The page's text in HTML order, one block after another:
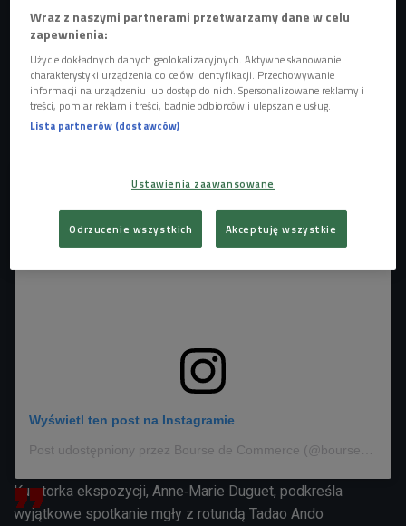
Fujiko Nakaya zanurza nas we mgle
jeszcze bardziej wyjątkowe miejsce - przestrzeń o
nieokreślonym kształcie, w której zwiedzający to znikają to
wyłaniają się z wszechobecnej mgły, sztucznie stworzonej
Wyświetl ten post na Instagramie
Kuratorka ekspozycji, Anne‑Marie Duguet, podkreśla
wyjątkowe spotkanie mgły z rotundą Tadao Ando
Wraz z naszymi partnerami przetwarzamy dane w celu
zapewnienia:
Użycie dokładnych danych geolokalizacyjnych. Aktywne skanowanie
charakterystyki urządzenia do celów identyfikacji. Przechowywanie
informacji na urządzeniu lub dostęp do nich. Spersonalizowane reklamy i
treści, pomiar reklam i treści, badnie odbiorców i ulepszanie usług.
Lista partnerów (dostawców)
Ustawienia zaawansowane
Odrzucenie wszystkich Akceptuję wszystkie